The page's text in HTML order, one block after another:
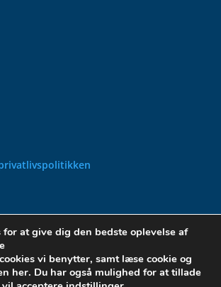
CLASSIC
– HOLDER DIN
VOLKSWAGEN I
TOPFORM
at give dig den bedste oplevelse af
vi benytter, samt læse cookie og
her. Du har også mulighed for at tillade